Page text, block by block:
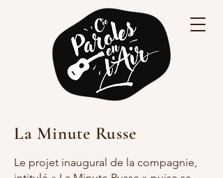
La Minute Russe
Le projet inaugural de la compagnie,